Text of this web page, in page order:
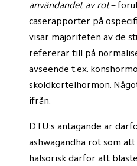
användandet av rot –
caserapporter på
visar majoriteten av de
refererar till på
avseende t.ex.
sköldkörtelhormon.
ifrån.
DTU:s antagande är
ashwagandha rot som
hälsorisk därför att